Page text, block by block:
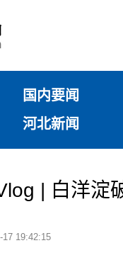
国内要闻
河北新闻
| 白洋淀
17 19:42:15